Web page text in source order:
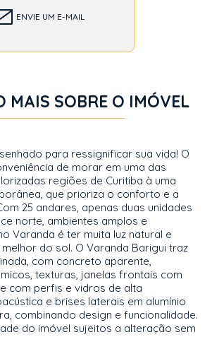
ENVIE UM E-MAIL
MAIS SOBRE O IMÓVEL
para ressignificar sua vida! O
de morar em uma das
regiões de Curitiba à uma
que prioriza o conforto e a
25 andares, apenas duas unidades
norte, ambientes amplos e
Varanda é ter muita luz natural e
do sol. O Varanda Barigui traz
com concreto aparente,
texturas, janelas frontais com
com perfis e vidros de alta
e brises laterais em alumínio
combinando design e funcionalidade.
do imóvel sujeitos a alteração sem